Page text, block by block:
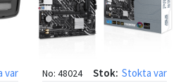
var No: 48024 Stok: Stokta var